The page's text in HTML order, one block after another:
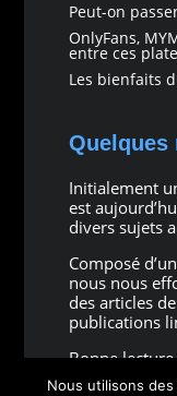
Peut-on
OnlyFans,
entre ces
Les bienfaits
Quelques
Initialement
est
divers sujets
Composé
nous nous
des articles
publications
Bonne lecture
Nous utilisons